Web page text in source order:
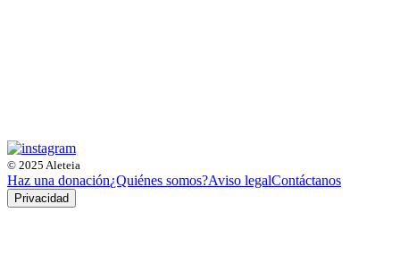
© 2025 Aleteia
Haz una donación¿Quiénes somos?Aviso legalContáctanos
Privacidad